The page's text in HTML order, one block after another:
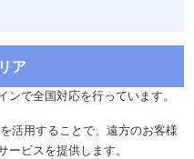
ア
で全国対応を行っています。
活用することで、遠方のお客様
ビスを提供します。